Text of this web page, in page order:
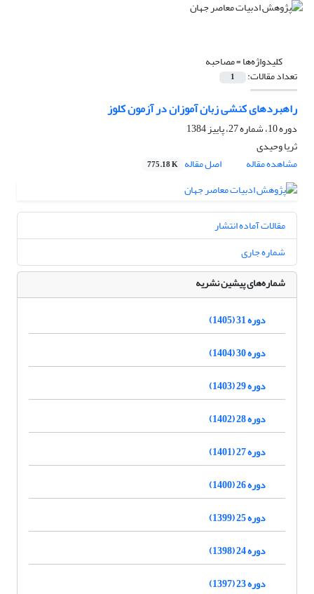
کلیدواژه‌ها =مصاحبه
تعداد مقالات: 1
راهبردهای کنشی زبان آموزان در آزمون کلوز
دوره 10، شماره 27، پاییز 1384
ثریا وحیدی
مشاهده مقاله
اصل مقاله 775.18 K
مقالات آماده انتشار
شماره جاری
شماره‌های پیشین نشریه
دوره 31 (1405)
دوره 30 (1404)
دوره 29 (1403)
دوره 28 (1402)
دوره 27 (1401)
دوره 26 (1400)
دوره 25 (1399)
دوره 24 (1398)
دوره 23 (1397)